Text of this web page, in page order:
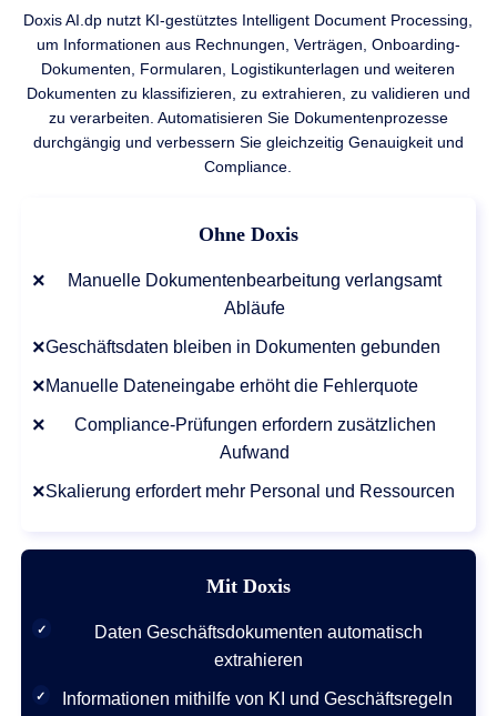
Doxis AI.dp nutzt KI-gestütztes Intelligent Document Processing,
um Informationen aus Rechnungen, Verträgen, Onboarding-
Dokumenten, Formularen, Logistikunterlagen und weiteren
Dokumenten zu klassifizieren, zu extrahieren, zu validieren und
zu verarbeiten. Automatisieren Sie Dokumentenprozesse
durchgängig und verbessern Sie gleichzeitig Genauigkeit und
Compliance.
Ohne Doxis
×
Manuelle Dokumentenbearbeitung verlangsamt
Abläufe
×Geschäftsdaten bleiben in Dokumenten gebunden
×Manuelle Dateneingabe erhöht die Fehlerquote
×
Compliance-Prüfungen erfordern zusätzlichen
Aufwand
×Skalierung erfordert mehr Personal und Ressourcen
Mit Doxis
✓
Daten Geschäftsdokumenten automatisch
extrahieren
✓
Informationen mithilfe von KI und Geschäftsregeln